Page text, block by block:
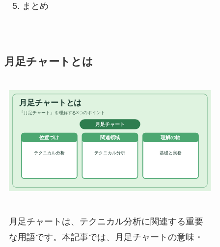
まとめ
月足チャートとは
月足チャートは、テクニカル分析に関連する重要
な用語です。本記事では、月足チャートの意味・